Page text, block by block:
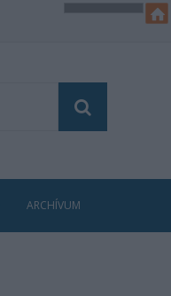
ARCHÍVUM